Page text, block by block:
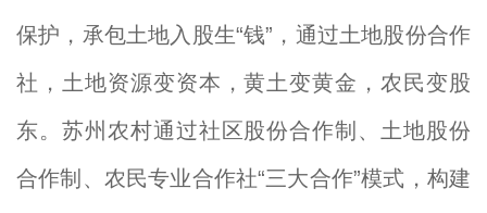
保护，承包土地入股生“钱”，通过土地股份合作
社，土地资源变资本，黄土变黄金，农民变股
东。苏州农村通过社区股份合作制、土地股份
合作制、农民专业合作社“三大合作”模式，构建